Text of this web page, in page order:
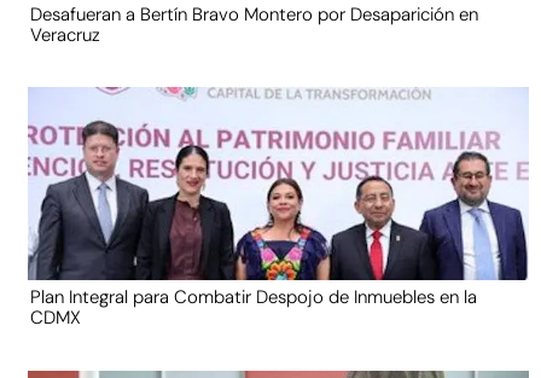
Desafueran a Bertín Bravo Montero por Desaparición en
Veracruz
Plan Integral para Combatir Despojo de Inmuebles en la
CDMX